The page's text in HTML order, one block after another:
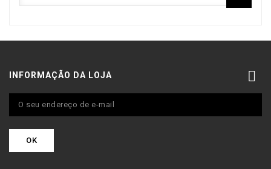
INFORMAÇÃO DA LOJA 